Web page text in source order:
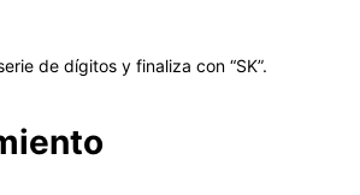
de dígitos y finaliza con “SK”.